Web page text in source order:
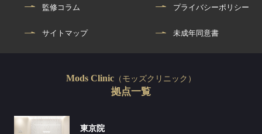
監修コラム プライバシーポリシー
サイトマップ 未成年同意書
Mods Clinic （モッズクリニック）
拠点一覧
東京院